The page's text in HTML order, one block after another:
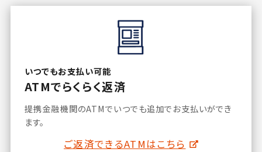
いつでもお支払い可能
ATMでらくらく返済
提携金融機関のATMでいつでも追加でお支払いができ
ます。
ご返済できるATMはこちら